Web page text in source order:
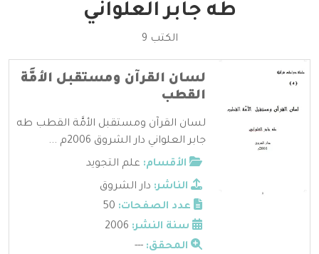
طه جابر العلواني
الكتب 9
لسان القرآن ومستقبل الأمَّة
القطب
لسان القرآن ومستقبل الأمَّة القطب طه
جابر العلواني دار الشروق 2006م ...
الأقسام: علم التجويد
الناشر: دار الشروق
عدد الصفحات:
سنة النشر:
المحقق: ---